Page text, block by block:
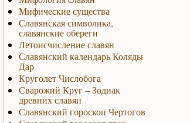
Мифические существа
Славянская символика,
славянские обереги
Летоисчисление славян
Славянский календарь Коляды
Дар
Круголет Числобога
Сварожий Круг – Зодиак
древних славян
Славянский гороскоп Чертогов